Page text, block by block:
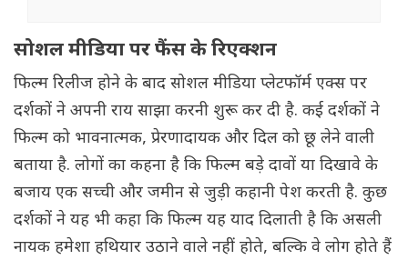
सोशल मीडिया पर फैंस के रिएक्शन
फिल्म रिलीज होने के बाद सोशल मीडिया प्लेटफॉर्म एक्स पर
दर्शकों ने अपनी राय साझा करनी शुरू कर दी है. कई दर्शकों ने
फिल्म को भावनात्मक, प्रेरणादायक और दिल को छू लेने वाली
बताया है. लोगों का कहना है कि फिल्म बड़े दावों या दिखावे के
बजाय एक सच्ची और जमीन से जुड़ी कहानी पेश करती है. कुछ
दर्शकों ने यह भी कहा कि फिल्म यह याद दिलाती है कि असली
नायक हमेशा हथियार उठाने वाले नहीं होते, बल्कि वे लोग होते हैं